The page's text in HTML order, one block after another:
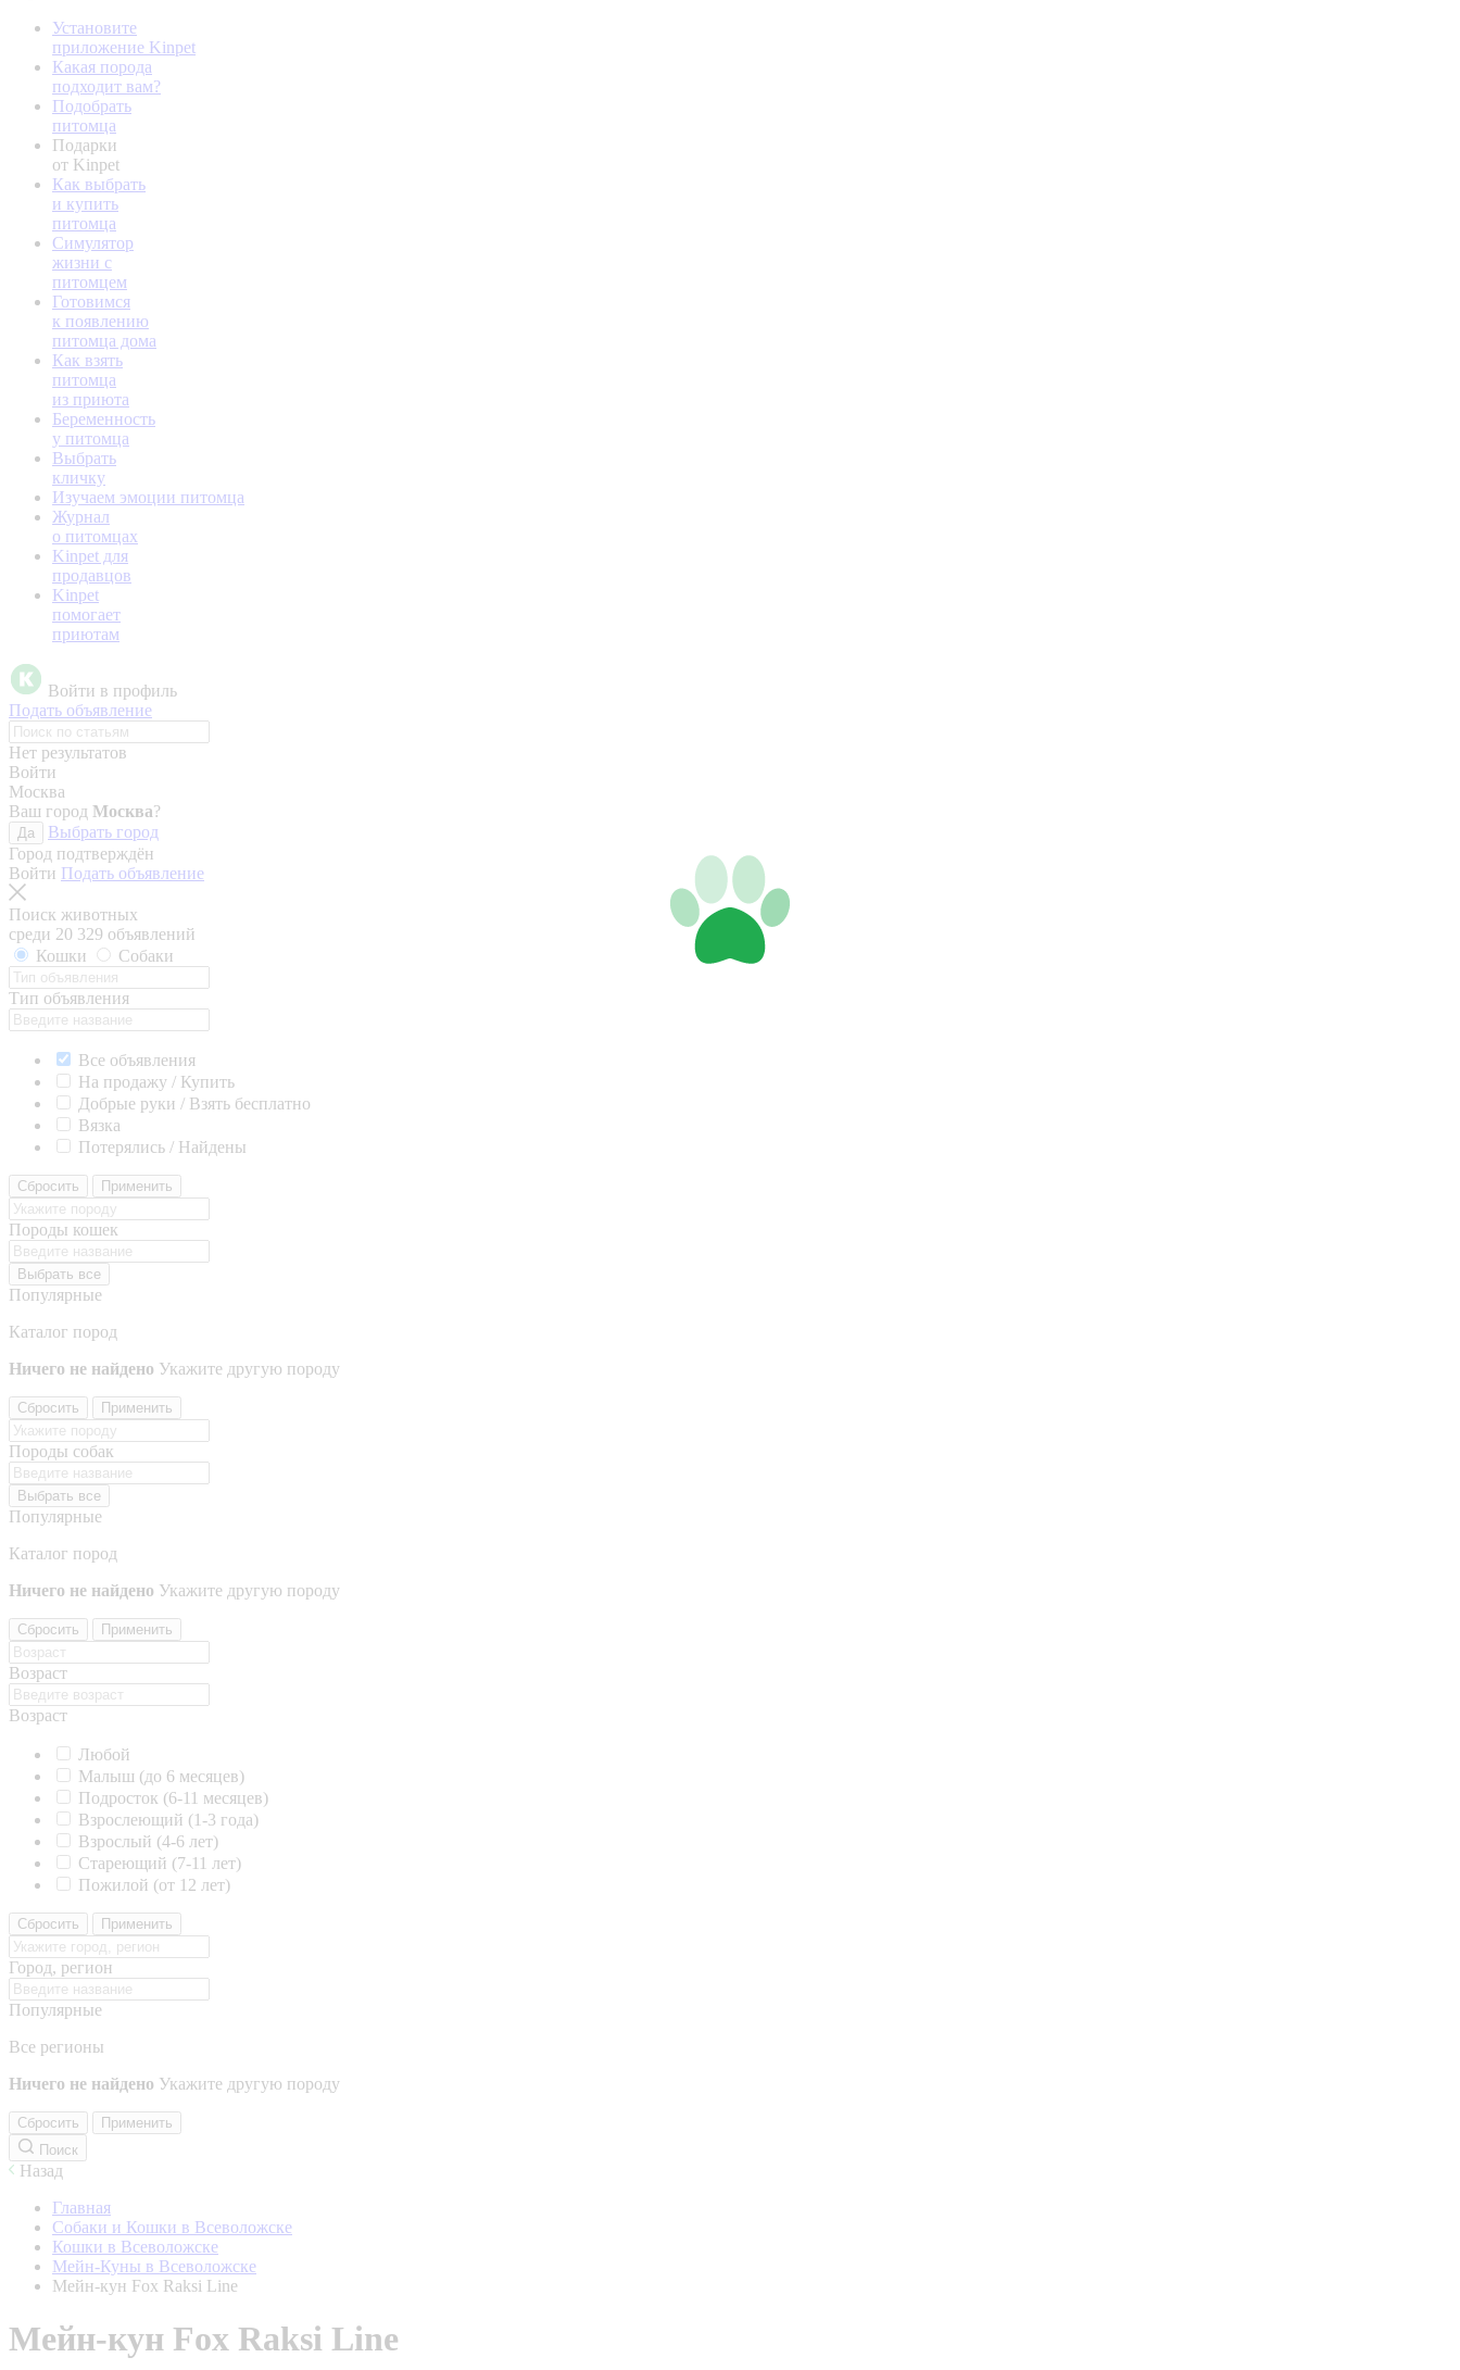
Установите
приложение Kinpet
Какая порода
подходит вам?
Подобрать
питомца
Подарки
от Kinpet
Как выбрать
и купить
питомца
Симулятор
жизни с
питомцем
Готовимся
к появлению
питомца дома
Как взять
питомца
из приюта
Беременность
у питомца
Выбрать
кличку
Изучаем эмоции питомца
Журнал
о питомцах
Kinpet для
продавцов
Kinpet
помогает
приютам
Войти в профиль
Подать объявление
Нет результатов
Войти
Москва
Ваш город Москва?
Да
Выбрать город
Город подтверждён
Войти Подать объявление
Поиск животных
среди 20 329 объявлений
Кошки
Собаки
Тип объявления
Все объявления
На продажу / Купить
Добрые руки / Взять бесплатно
Вязка
Потерялись / Найдены
Сбросить Применить
Породы кошек
Выбрать все
Популярные
Каталог пород
Ничего не найдено Укажите другую породу
Сбросить Применить
Породы собак
Выбрать все
Популярные
Каталог пород
Ничего не найдено Укажите другую породу
Сбросить Применить
Возраст
Возраст
Любой
Малыш (до 6 месяцев)
Подросток (6-11 месяцев)
Взрослеющий (1-3 года)
Взрослый (4-6 лет)
Стареющий (7-11 лет)
Пожилой (от 12 лет)
Сбросить Применить
Город, регион
Популярные
Все регионы
Ничего не найдено Укажите другую породу
Сбросить
Применить
Поиск
Назад
Главная
Собаки и Кошки в Всеволожске
Кошки в Всеволожске
Мейн-Куны в Всеволожске
Мейн-кун Fox Raksi Line
Мейн-кун Fox Raksi Line